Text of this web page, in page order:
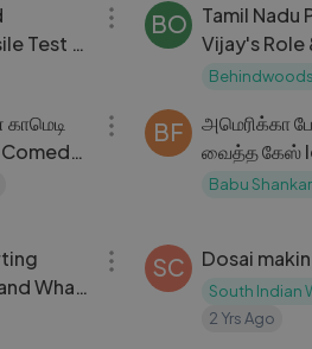
Test —
BO
Tamil Nadu
Vijay's Role
Comedy
BF
அமெரிக்கா
வைத்த கேஸ்
Babu
Babu
What
SC Dosai
South Indian
2 Yrs Ago